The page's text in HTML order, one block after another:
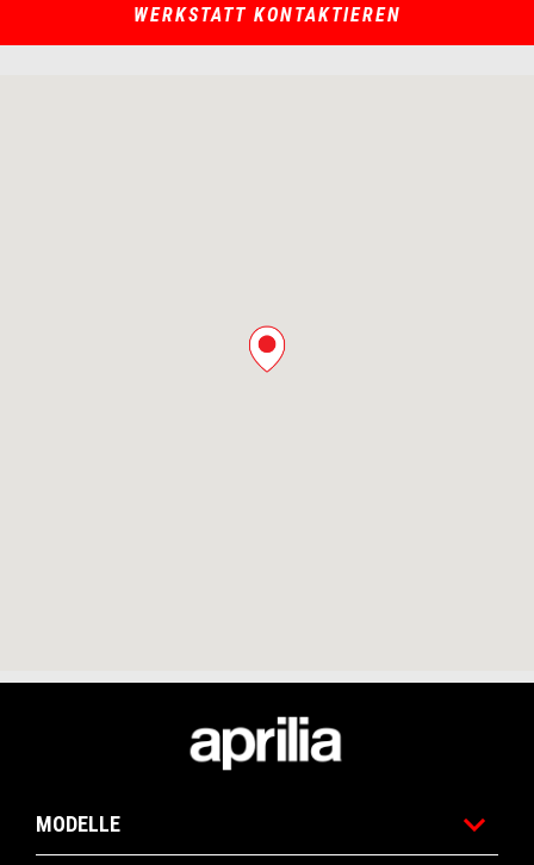
WERKSTATT KONTAKTIEREN
MODELLE